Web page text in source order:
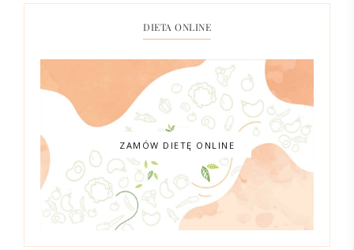
DIETA ONLINE
ZAMÓW DIETĘ ONLINE